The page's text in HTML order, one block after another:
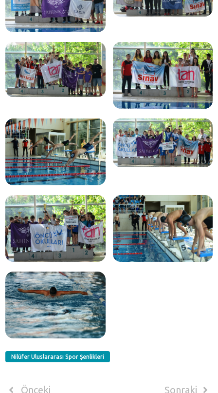
Nilüfer Uluslararası Spor Şenlikleri
Önceki Sonraki